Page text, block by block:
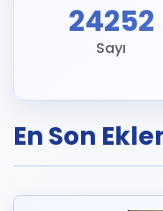
24252
Sayı
En Son